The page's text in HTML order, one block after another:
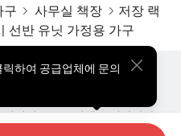
구 사무실 책장
저장 랙
선반 유닛 가정용 가구
하여 공급업체에 문의
도매 핫 제품
스타 바이어
개인정보 보호정책
연락하다